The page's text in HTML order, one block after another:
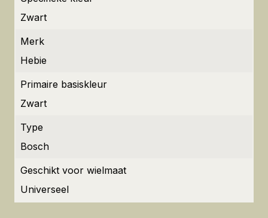
Zwart
Merk
Hebie
Primaire basiskleur
Zwart
Type
Bosch
Geschikt voor wielmaat
Universeel